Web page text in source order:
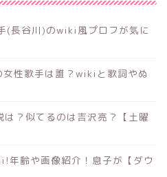
(長谷川)のwiki風プロフが気に
性歌手は誰？wikiと歌詞やぬ
？似てるのは吉沢亮？【土曜
年齢や画像紹介！息子が【ダウ